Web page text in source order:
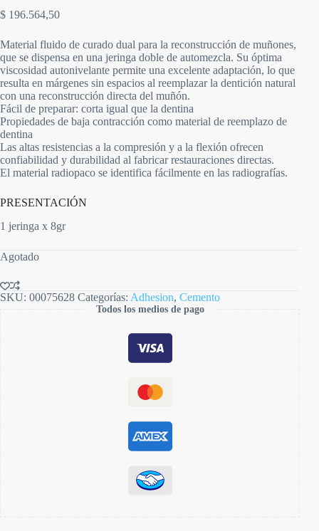
$ 196.564,50
Material fluido de curado dual para la reconstrucción de muñones,
que se dispensa en una jeringa doble de automezcla. Su óptima
viscosidad autonivelante permite una excelente adaptación, lo que
resulta en márgenes sin espacios al reemplazar la dentición natural
con una reconstrucción directa del muñón.
Fácil de preparar: corta igual que la dentina
Propiedades de baja contracción como material de reemplazo de
dentina
Las altas resistencias a la compresión y a la flexión ofrecen
confiabilidad y durabilidad al fabricar restauraciones directas.
El material radiopaco se identifica fácilmente en las radiografías.
PRESENTACIÓN
1 jeringa x 8gr
Agotado
SKU: 00075628 Categorías: Adhesion, Cemento
Todos los medios de pago